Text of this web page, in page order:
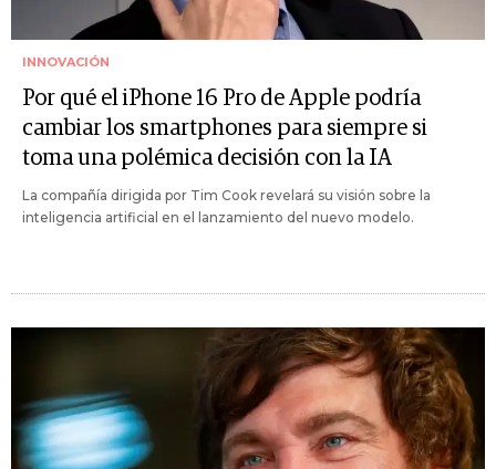
INNOVACIÓN
Por qué el iPhone 16 Pro de Apple podría
cambiar los smartphones para siempre si
toma una polémica decisión con la IA
La compañía dirigida por Tim Cook revelará su visión sobre la
inteligencia artificial en el lanzamiento del nuevo modelo.